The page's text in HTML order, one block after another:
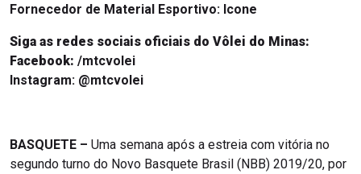
Fornecedor de Material Esportivo: Icone
Siga as redes sociais oficiais do Vôlei do Minas:
Facebook: /mtcvolei
Instagram: @mtcvolei
BASQUETE – Uma semana após a estreia com vitória no
segundo turno do Novo Basquete Brasil (NBB) 2019/20, por